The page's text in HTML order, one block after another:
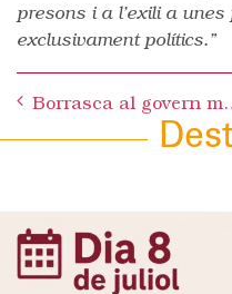
presons i a l’exili a
exclusivament polítics.”
navigation